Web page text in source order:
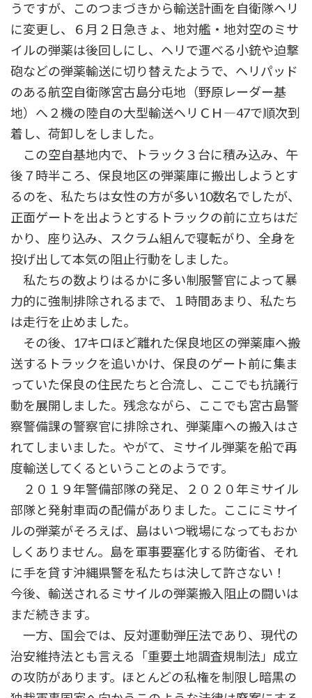
うですが、このつまづきから輸送計画を自衛隊ヘリ
に変更し、６月２日急きょ、地対艦・地対空のミサ
イルの弾薬は後回しにし、ヘリで運べる小銃や迫撃
砲などの弾薬輸送に切り替えたようで、ヘリパッド
のある航空自衛隊宮古島分屯地（野原レーダー基
地）へ２機の陸自の大型輸送ヘリＣＨ―47で順次到
着し、荷卸しをしました。
この空自基地内で、トラック３台に積み込み、午
後７時半ころ、保良地区の弾薬庫に搬出しようとす
るのを、私たちは女性の方が多い10数名でしたが、
正面ゲートを出ようとするトラックの前に立ちはだ
かり、座り込み、スクラム組んで寝転がり、全身を
投げ出して本気の阻止行動をしました。
私たちの数よりはるかに多い制服警官によって暴
力的に強制排除されるまで、１時間あまり、私たち
は走行を止めました。
その後、17キロほど離れた保良地区の弾薬庫へ搬
送するトラックを追いかけ、保良のゲート前に集ま
っていた保良の住民たちと合流し、ここでも抗議行
動を展開しました。残念ながら、ここでも宮古島警
察警備課の警察官に排除され、弾薬庫への搬入はさ
れてしまいました。やがて、ミサイル弾薬を船で再
度輸送してくるということのようです。
２０１９年警備部隊の発足、２０２０年ミサイル
部隊と発射車両の配備がありました。ここにミサイ
ルの弾薬がそろえば、島はいつ戦場になってもおか
しくありません。島を軍事要塞化する防衛省、それ
に手を貸す沖縄県警を私たちは決して許さない！
今後、輸送されるミサイルの弾薬搬入阻止の闘いは
まだ続きます。
一方、国会では、反対運動弾圧法であり、現代の
治安維持法とも言える「重要土地調査規制法」成立
の攻防があります。ほとんどの私権を制限し暗黒の